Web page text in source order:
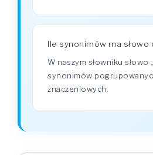
Ile synonimów ma słowo
W naszym słowniku słowo
synonimów
znaczeniowych.